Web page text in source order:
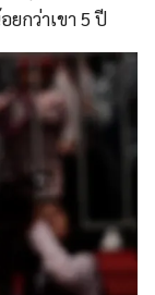
กว่าเขา 5 ปี